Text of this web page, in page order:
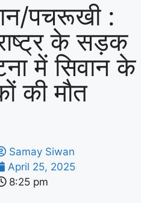
पचरूखी :
के सड़क
में सिवान के
की मौत
Samay Siwan
April 25, 2025
8:25 pm